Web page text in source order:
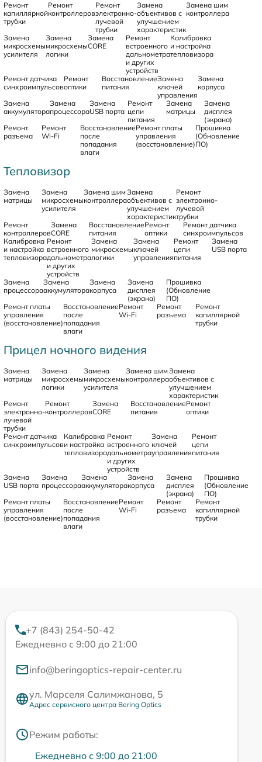
Ремонт
капиллярной
трубки
Ремонт
контроллеров
Ремонт
электронно-
лучевой
трубки
Замена
объективов с
улучшением
характеристик
Замена шим
контроллера
Замена
микросхемы
усилителя
Замена
микросхемы
логики
Замена
CORE
Ремонт
встроенного
дальнометра
и других
устройств
Калибровка
и настройка
тепловизора
Ремонт датчика
синхроимпульсов
Ремонт
оптики
Восстановление
питания
Замена
ключей
управления
Замена
корпуса
Замена
аккумулятора
Замена
процессора
Замена
USB порта
Ремонт
цепи
питания
Замена
матрицы
Замена
дисплея
(экрана)
Ремонт
разъема
Ремонт
Wi-Fi
Восстановление
после
попадания
влаги
Ремонт платы
управления
(восстановление)
Прошивка
(Обновление
ПО)
Тепловизор
Замена
матрицы
Замена
микросхемы
усилителя
Замена шим
контроллера
Замена
объективов с
улучшением
характеристик
Ремонт
электронно-
лучевой
трубки
Ремонт
контроллеров
Замена
CORE
Восстановление
питания
Ремонт
оптики
Ремонт датчика
синхроимпульсов
Калибровка
и настройка
тепловизора
Ремонт
встроенного
дальнометра
и других
устройств
Замена
микросхемы
логики
Замена
ключей
управления
Ремонт
цепи
питания
Замена
USB порта
Замена
процессора
Замена
аккумулятора
Замена
корпуса
Замена
дисплея
(экрана)
Прошивка
(Обновление
ПО)
Ремонт платы
управления
(восстановление)
Восстановление
после
попадания
влаги
Ремонт
Wi-Fi
Ремонт
разъема
Ремонт
капиллярной
трубки
Прицел ночного видения
Замена
матрицы
Замена
микросхемы
логики
Замена
микросхемы
усилителя
Замена шим
контроллера
Замена
объективов с
улучшением
характеристик
Ремонт
электронно-
лучевой
трубки
Ремонт
контроллеров
Замена
CORE
Восстановление
питания
Ремонт
оптики
Ремонт датчика
синхроимпульсов
Калибровка
и настройка
тепловизора
Ремонт
встроенного
дальнометра
и других
устройств
Замена
ключей
управления
Ремонт
цепи
питания
Замена
USB порта
Замена
процессора
Замена
аккумулятора
Замена
корпуса
Замена
дисплея
(экрана)
Прошивка
(Обновление
ПО)
Ремонт платы
управления
(восстановление)
Восстановление
после
попадания
влаги
Ремонт
Wi-Fi
Ремонт
разъема
Ремонт
капиллярной
трубки
+7 (843) 254-50-42
Ежедневно с 9:00 до 21:00
info@beringoptics-repair-center.ru
ул. Марселя Салимжанова, 5
Адрес сервисного центра Bering Optics
Режим работы:
Ежедневно с 9:00 до 21:00